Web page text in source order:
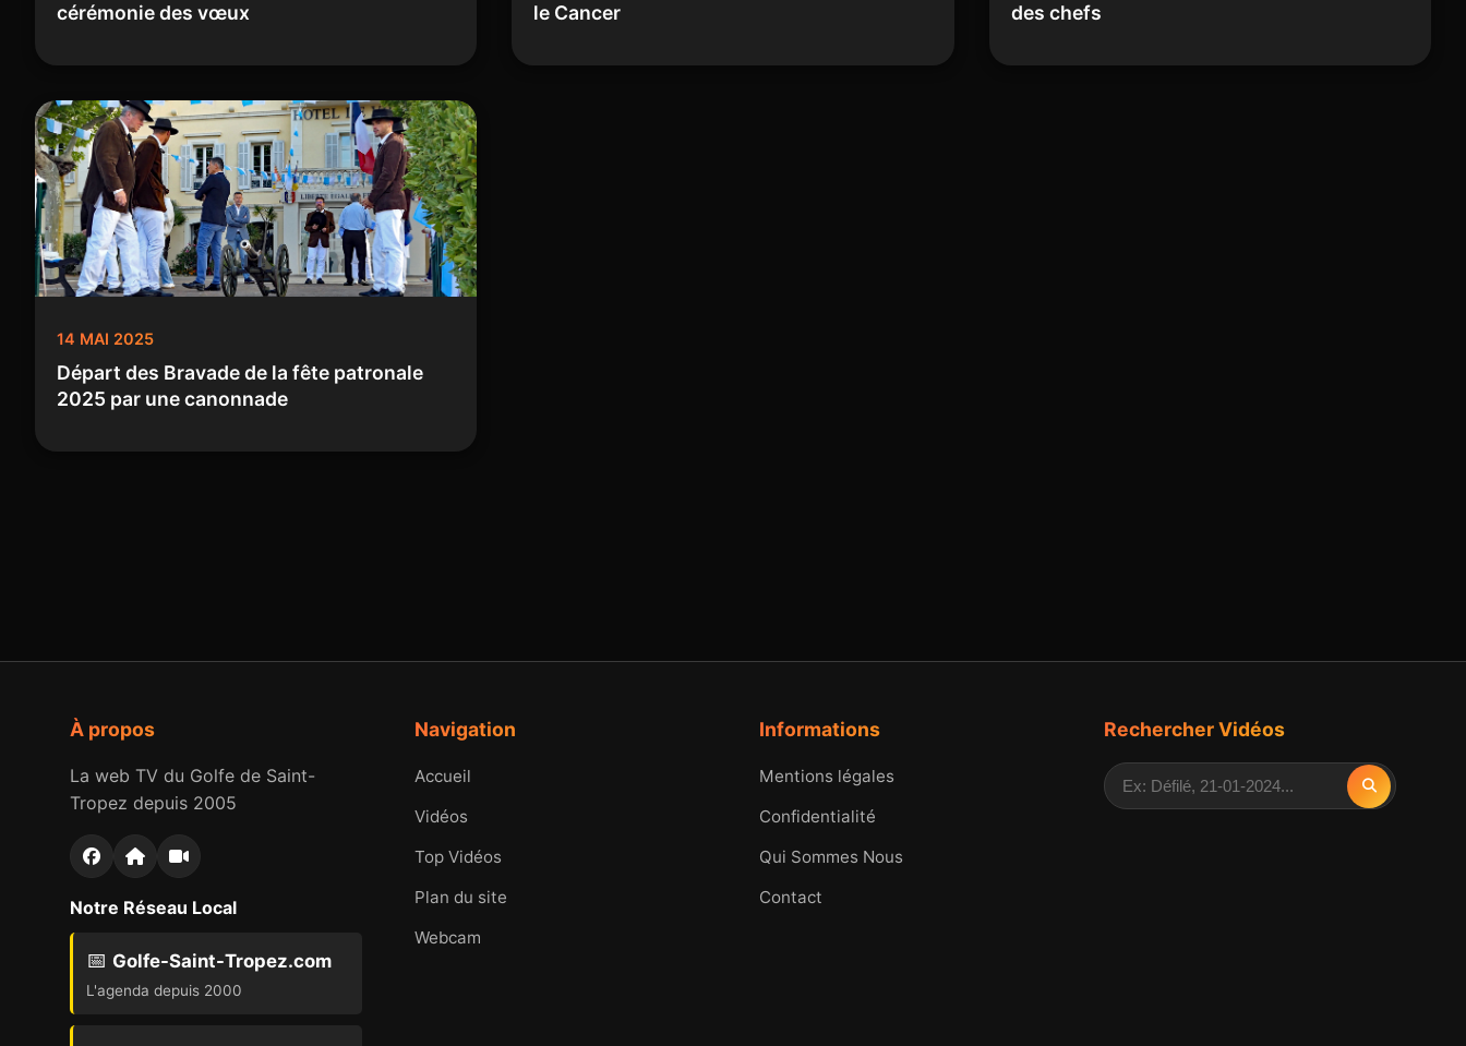
cérémonie des vœux
le Cancer
des chefs
14 MAI 2025
Départ des Bravade de la fête patronale
2025 par une canonnade
À propos
La web TV du Golfe de Saint-
Tropez depuis 2005
Notre Réseau Local
📅 Golfe-Saint-Tropez.com
L'agenda depuis 2000
Navigation
Accueil
Vidéos
Top Vidéos
Plan du site
Webcam
Informations
Mentions légales
Confidentialité
Qui Sommes Nous
Contact
Rechercher Vidéos